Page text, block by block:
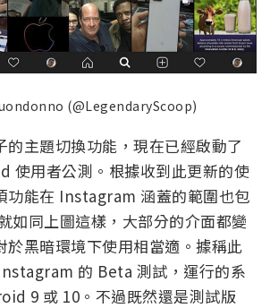
(@LegendaryScoop)
的主題切換功能，現在已經啟動了
使用者公測。根據收到此更新的使
功能在 Instagram 涵蓋的範圍也包
如同上圖這樣，大部分的介面都變
於黑暗環境下使用相當適。據稱此
的 Beta 測試，運行的系
9 或 10。不過既然還是測試版